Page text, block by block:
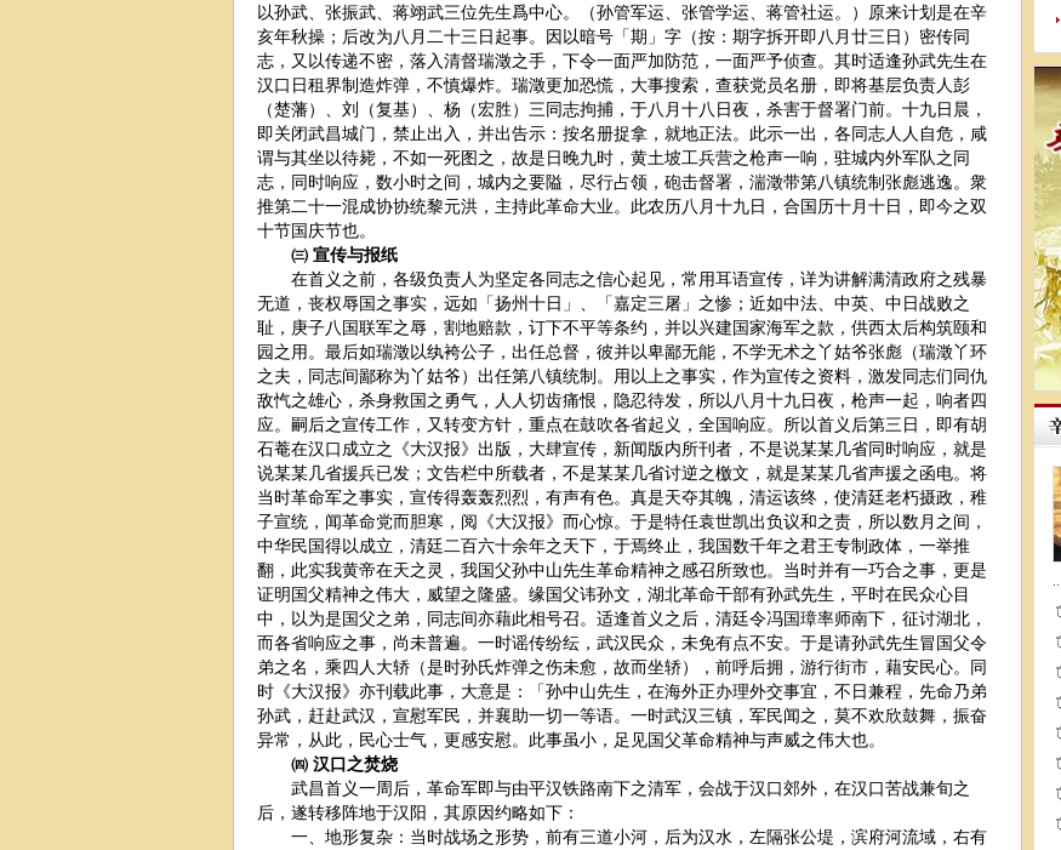
以孙武、张振武、蒋翊武三位先生爲中心。（孙管军运、张管学运、蒋管社运。）原来计划是在辛
亥年秋操；后改为八月二十三日起事。因以暗号「期」字（按：期字拆开即八月廿三日）密传同
志，又以传递不密，落入清督瑞澂之手，下令一面严加防范，一面严予侦查。其时适逢孙武先生在
汉口日租界制造炸弹，不慎爆炸。瑞澂更加恐慌，大事搜索，查获党员名册，即将基层负责人彭
（楚藩）、刘（复基）、杨（宏胜）三同志拘捕，于八月十八日夜，杀害于督署门前。十九日晨，
即关闭武昌城门，禁止出入，并出告示：按名册捉拿，就地正法。此示一出，各同志人人自危，咸
谓与其坐以待毙，不如一死图之，故是日晚九时，黄土坡工兵营之枪声一响，驻城内外军队之同
志，同时响应，数小时之间，城内之要隘，尽行占领，砲击督署，湍澂带第八镇统制张彪逃逸。衆
推第二十一混成协协统黎元洪，主持此革命大业。此农历八月十九日，合国历十月十日，即今之双
十节国庆节也。
㈢ 宣传与报纸
在首义之前，各级负责人为坚定各同志之信心起见，常用耳语宣传，详为讲解满清政府之残暴
无道，丧权辱国之事实，远如「扬州十日」、「嘉定三屠」之惨；近如中法、中英、中日战败之
耻，庚子八国联军之辱，割地赔款，订下不平等条约，并以兴建国家海军之款，供西太后构筑颐和
园之用。最后如瑞澂以纨袴公子，出任总督，彼并以卑鄙无能，不学无术之丫姑爷张彪（瑞澂丫环
之夫，同志间鄙称为丫姑爷）出任第八镇统制。用以上之事实，作为宣传之资料，激发同志们同仇
敌忾之雄心，杀身救国之勇气，人人切齿痛恨，隐忍待发，所以八月十九日夜，枪声一起，响者四
应。嗣后之宣传工作，又转变方针，重点在鼓吹各省起义，全国响应。所以首义后第三日，即有胡
石菴在汉口成立之《大汉报》出版，大肆宣传，新闻版内所刊者，不是说某某几省同时响应，就是
说某某几省援兵已发；文告栏中所载者，不是某某几省讨逆之檄文，就是某某几省声援之函电。将
当时革命军之事实，宣传得轰轰烈烈，有声有色。真是天夺其魄，清运该终，使清廷老朽摄政，稚
子宣统，闻革命党而胆寒，阅《大汉报》而心惊。于是特任袁世凯出负议和之责，所以数月之间，
中华民国得以成立，清廷二百六十余年之天下，于焉终止，我国数千年之君王专制政体，一举推
翻，此实我黄帝在天之灵，我国父孙中山先生革命精神之感召所致也。当时并有一巧合之事，更是
证明国父精神之伟大，威望之隆盛。缘国父讳孙文，湖北革命干部有孙武先生，平时在民众心目
中，以为是国父之弟，同志间亦藉此相号召。适逢首义之后，清廷令冯国璋率师南下，征讨湖北，
而各省响应之事，尚未普遍。一时谣传纷纭，武汉民众，未免有点不安。于是请孙武先生冒国父令
弟之名，乘四人大轿（是时孙氏炸弹之伤未愈，故而坐轿），前呼后拥，游行街市，藉安民心。同
时《大汉报》亦刊载此事，大意是：「孙中山先生，在海外正办理外交事宜，不日兼程，先命乃弟
孙武，赶赴武汉，宣慰军民，并襄助一切一等语。一时武汉三镇，军民闻之，莫不欢欣鼓舞，振奋
异常，从此，民心士气，更感安慰。此事虽小，足见国父革命精神与声威之伟大也。
㈣ 汉口之焚烧
武昌首义一周后，革命军即与由平汉铁路南下之清军，会战于汉口郊外，在汉口苦战兼旬之
后，遂转移阵地于汉阳，其原因约略如下：
一、地形复杂：当时战场之形势，前有三道小河，后为汉水，左隔张公堤，滨府河流域，右有